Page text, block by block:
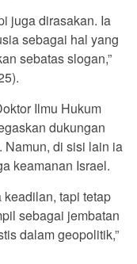
juga dirasakan. Ia
sebagai hal yang
sebatas slogan,”
Ilmu Hukum
dukungan
Namun, di sisi lain ia
keamanan Israel.
keadilan, tapi tetap
sebagai jembatan
dalam geopolitik,”